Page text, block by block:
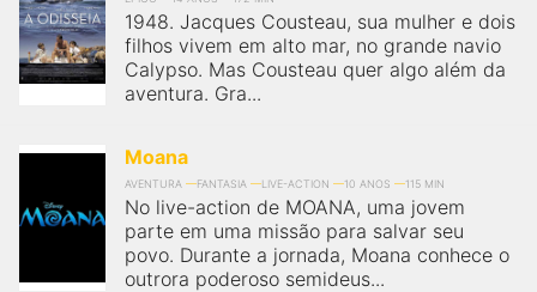
1948. Jacques Cousteau, sua mulher e dois
filhos vivem em alto mar, no grande navio
Calypso. Mas Cousteau quer algo além da
aventura. Gra...
Moana
AVENTURA FANTASIA LIVE-ACTION 10 ANOS 115 MIN
No live-action de MOANA, uma jovem
parte em uma missão para salvar seu
povo. Durante a jornada, Moana conhece o
outrora poderoso semideus...